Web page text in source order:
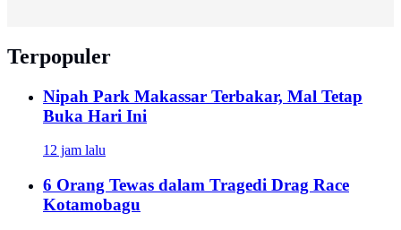
Terpopuler
Nipah Park Makassar Terbakar, Mal Tetap
Buka Hari Ini
12 jam lalu
6 Orang Tewas dalam Tragedi Drag Race
Kotamobagu